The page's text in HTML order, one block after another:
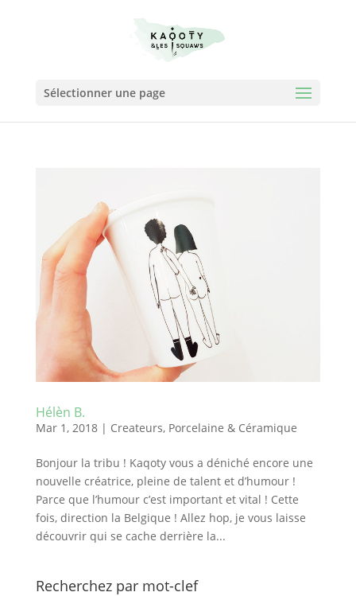
Sélectionner une page
Hélèn B.
Mar 1, 2018| Createurs, Porcelaine & Céramique
Bonjour la tribu ! Kaqoty vous a déniché encore une
nouvelle créatrice, pleine de talent et d’humour !
Parce que l’humour c’est important et vital ! Cette
fois, direction la Belgique ! Allez hop, je vous laisse
découvrir qui se cache derrière la...
Recherchez par mot-clef